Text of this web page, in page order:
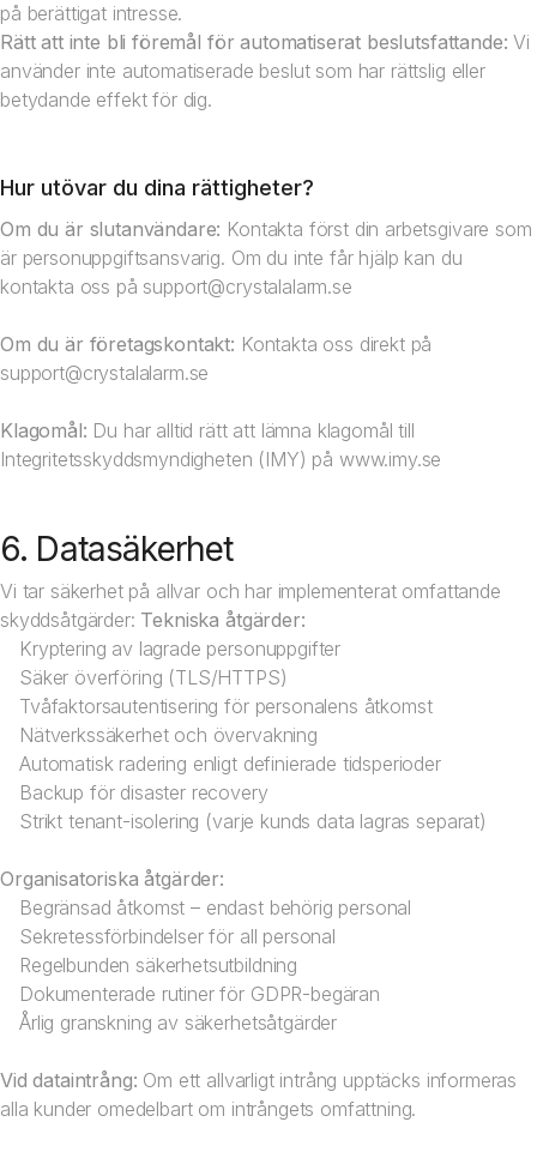
på berättigat intresse.
Rätt att inte bli föremål för automatiserat beslutsfattande: Vi
använder inte automatiserade beslut som har rättslig eller
betydande effekt för dig.
Hur utövar du dina rättigheter?
Om du är slutanvändare: Kontakta först din arbetsgivare som
är personuppgiftsansvarig. Om du inte får hjälp kan du
kontakta oss på support@crystalalarm.se
Om du är företagskontakt: Kontakta oss direkt på
support@crystalalarm.se
Klagomål: Du har alltid rätt att lämna klagomål till
Integritetsskyddsmyndigheten (IMY) på www.imy.se
6. Datasäkerhet
Vi tar säkerhet på allvar och har implementerat omfattande
skyddsåtgärder: Tekniska åtgärder:
Kryptering av lagrade personuppgifter
Säker överföring (TLS/HTTPS)
Tvåfaktorsautentisering för personalens åtkomst
Nätverkssäkerhet och övervakning
Automatisk radering enligt definierade tidsperioder
Backup för disaster recovery
Strikt tenant-isolering (varje kunds data lagras separat)
Organisatoriska åtgärder:
Begränsad åtkomst – endast behörig personal
Sekretessförbindelser för all personal
Regelbunden säkerhetsutbildning
Dokumenterade rutiner för GDPR-begäran
Årlig granskning av säkerhetsåtgärder
Vid dataintrång: Om ett allvarligt intrång upptäcks informeras
alla kunder omedelbart om intrångets omfattning.